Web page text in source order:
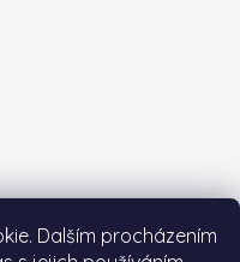
Dalším procházením